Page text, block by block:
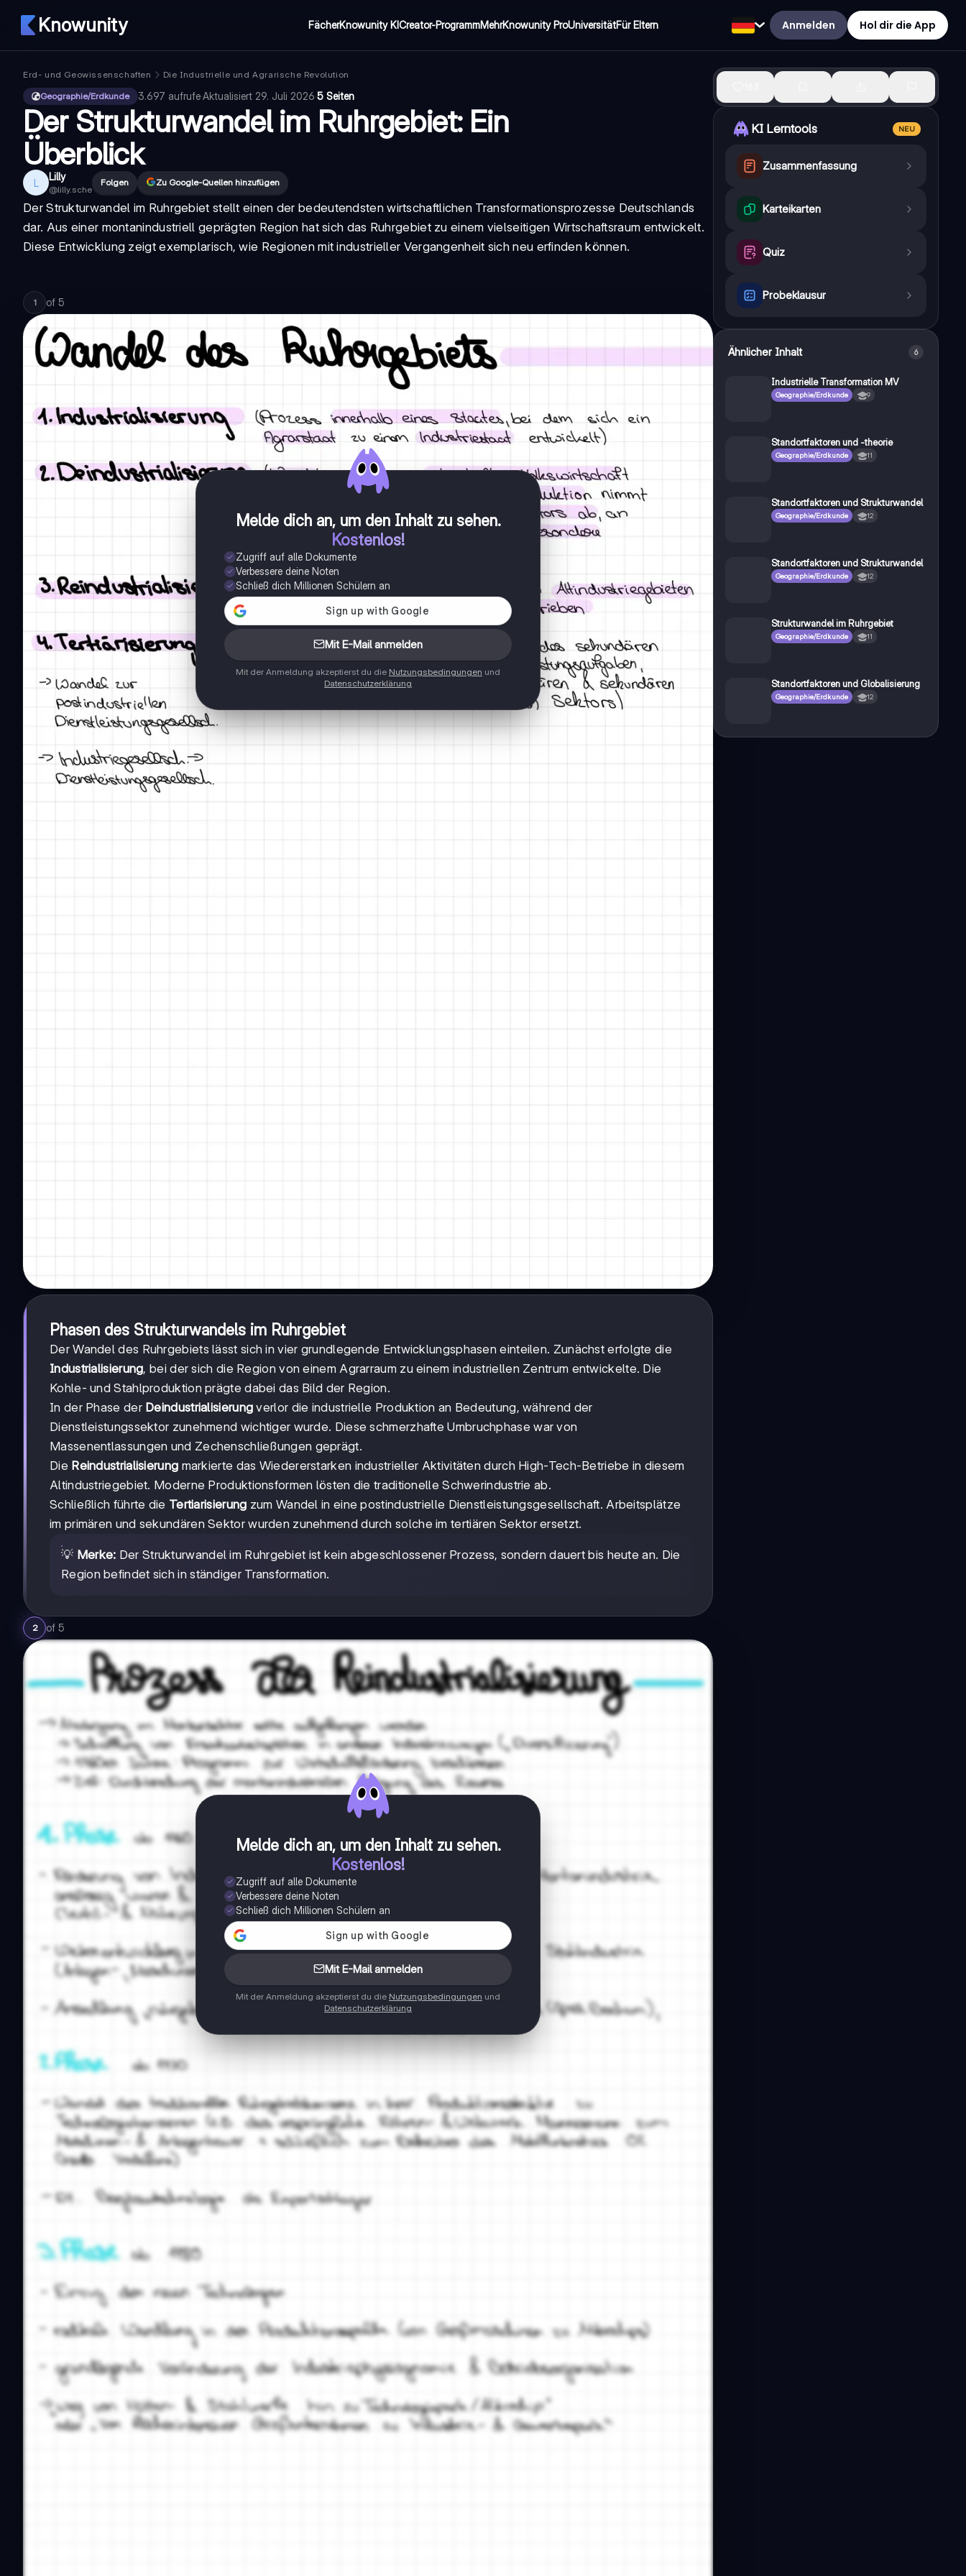
Knowunity FächerKnowunity KICreator-ProgrammMehrKnowunity ProUniversitätFür Eltern Anmelden Hol dir die App
Erd- und Geowissenschaften
Die Industrielle und Agrarische Revolution
Geographie/Erdkunde
3.697 aufrufe·Aktualisiert 29. Juli 2026·5 Seiten
Der Strukturwandel im Ruhrgebiet: Ein
Überblick
L Lilly
@lilly.sche
Folgen Zu Google-Quellen hinzufügen
DerStrukturwandel im Ruhrgebiet stellt einen der bedeutendsten wirtschaftlichen Transformationsprozesse Deutschlands
dar. Aus einer montanindustriell geprägten Region hat sich das Ruhrgebiet zu einem vielseitigen Wirtschaftsraum entwickelt.
Diese Entwicklung zeigt exemplarisch, wie Regionen mit industrieller Vergangenheit sich neu erfinden können.
1 of 5
Melde dich an, um den Inhalt zu sehen.
Kostenlos!
Zugriff auf alle Dokumente
Verbessere deine Noten
Schließ dich Millionen Schülern an
Mit E-Mail anmelden
Mit der Anmeldung akzeptierst du die Nutzungsbedingungen und
Datenschutzerklärung
Phasen des Strukturwandels im Ruhrgebiet
Der Wandel des Ruhrgebiets lässt sich in vier grundlegende Entwicklungsphasen einteilen. Zunächst erfolgte die
Industrialisierung, bei der sich die Region von einem Agrarraum zu einem industriellen Zentrum entwickelte. Die
Kohle- und Stahlproduktion prägte dabei das Bild der Region.
In der Phase der Deindustrialisierung verlor die industrielle Produktion an Bedeutung, während der
Dienstleistungssektor zunehmend wichtiger wurde. Diese schmerzhafte Umbruchphase war von
Massenentlassungen und Zechenschließungen geprägt.
Die Reindustrialisierung markierte das Wiedererstarken industrieller Aktivitäten durch High-Tech-Betriebe in diesem
Altindustriegebiet. Moderne Produktionsformen lösten die traditionelle Schwerindustrie ab.
Schließlich führte die Tertiarisierung zum Wandel in eine postindustrielle Dienstleistungsgesellschaft. Arbeitsplätze
im primären und sekundären Sektor wurden zunehmend durch solche im tertiären Sektor ersetzt.
💡 Merke: Der Strukturwandel im Ruhrgebiet ist kein abgeschlossener Prozess, sondern dauert bis heute an. Die
Region befindet sich in ständiger Transformation.
2 of 5
Melde dich an, um den Inhalt zu sehen.
Kostenlos!
Zugriff auf alle Dokumente
Verbessere deine Noten
Schließ dich Millionen Schülern an
Mit E-Mail anmelden
Mit der Anmeldung akzeptierst du die Nutzungsbedingungen und
Datenschutzerklärung
KI Lerntools NEU
Zusammenfassung
Karteikarten
Quiz
Probeklausur
Ähnlicher Inhalt 6
Industrielle Transformation MV
Geographie/Erdkunde 9
Standortfaktoren und -theorie
Geographie/Erdkunde 11
Standortfaktoren und Strukturwandel
Geographie/Erdkunde 12
Standortfaktoren und Strukturwandel
Geographie/Erdkunde 12
Strukturwandel im Ruhrgebiet
Geographie/Erdkunde 11
Standortfaktoren und Globalisierung
Geographie/Erdkunde 12